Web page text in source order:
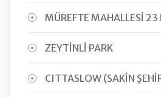
MÜREFTE MAHALLESİ 23
ZEYTİNLİ PARK
CITTASLOW (SAKİN